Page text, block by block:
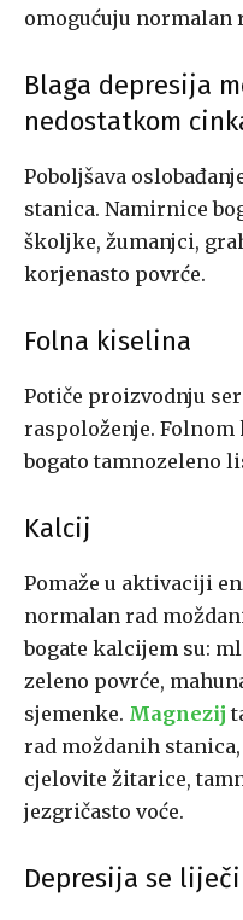
omogućuju normalan
Blaga depresija
nedostatkom
Poboljšava
stanica. Namirnice
školjke, žumanjci,
korjenasto povrće.
Folna kiselina
Potiče proizvodnju
raspoloženje.
bogato tamnozeleno
Kalcij
Pomaže u aktivaciji
normalan rad
bogate kalcijem su:
zeleno povrće,
sjemenke. Magnezij
rad moždanih
cjelovite žitarice,
jezgričasto voće.
Depresija se